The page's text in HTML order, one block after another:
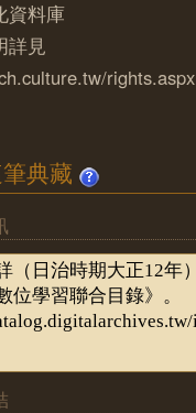
資料庫
詳見
rights.aspx
筆典藏